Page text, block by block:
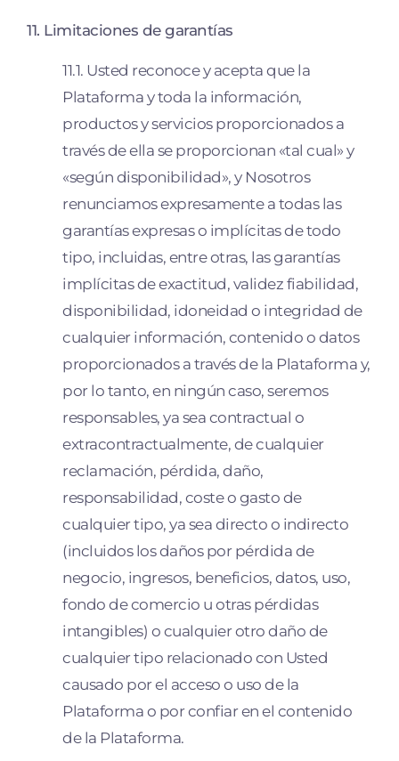
11. Limitaciones de garantías
11.1. Usted reconoce y acepta que la
Plataforma y toda la información,
productos y servicios proporcionados a
través de ella se proporcionan «tal cual» y
«según disponibilidad», y Nosotros
renunciamos expresamente a todas las
garantías expresas o implícitas de todo
tipo, incluidas, entre otras, las garantías
implícitas de exactitud, validez fiabilidad,
disponibilidad, idoneidad o integridad de
cualquier información, contenido o datos
proporcionados a través de la Plataforma y,
por lo tanto, en ningún caso, seremos
responsables, ya sea contractual o
extracontractualmente, de cualquier
reclamación, pérdida, daño,
responsabilidad, coste o gasto de
cualquier tipo, ya sea directo o indirecto
(incluidos los daños por pérdida de
negocio, ingresos, beneficios, datos, uso,
fondo de comercio u otras pérdidas
intangibles) o cualquier otro daño de
cualquier tipo relacionado con Usted
causado por el acceso o uso de la
Plataforma o por confiar en el contenido
de la Plataforma.